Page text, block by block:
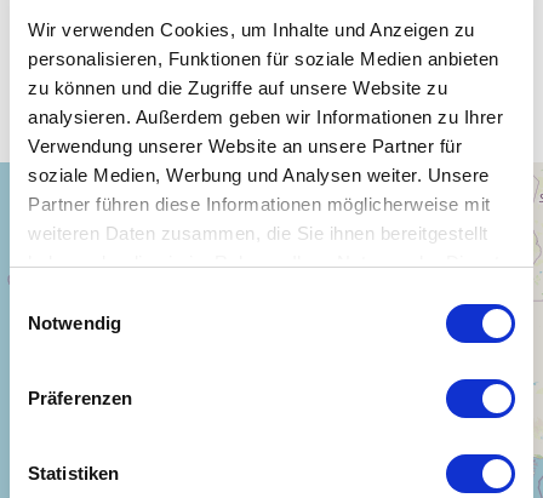
Wir verwenden Cookies, um Inhalte und Anzeigen zu
personalisieren, Funktionen für soziale Medien anbieten
zu können und die Zugriffe auf unsere Website zu
analysieren. Außerdem geben wir Informationen zu Ihrer
Verwendung unserer Website an unsere Partner für
soziale Medien, Werbung und Analysen weiter. Unsere
Partner führen diese Informationen möglicherweise mit
weiteren Daten zusammen, die Sie ihnen bereitgestellt
haben oder die sie im Rahmen Ihrer Nutzung der Dienste
Notwendig
Präferenzen
Statistiken
Unsere WLAN-Hotspots in Chile
+
−